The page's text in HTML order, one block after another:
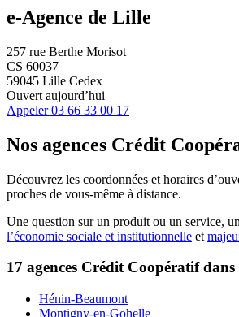
e-Agence de Lille
257 rue Berthe Morisot
CS 60037
59045 Lille Cedex
Ouvert aujourd’hui
Appeler 03 66 33 00 17
Nos agences Crédit
Découvrez les coordonnées et horaires
proches de vous-même à distance.
Une question sur un produit ou un service,
l’économie sociale et institutionnelle et
17 agences Crédit Coopératif
Hénin-Beaumont
Montigny-en-Gohelle